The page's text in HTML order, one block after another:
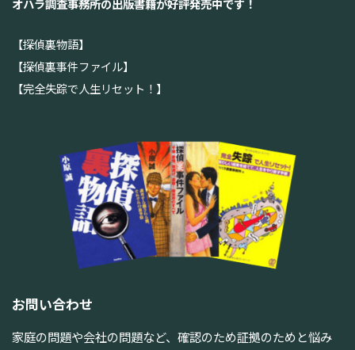
オハラ調査事務所の出版書籍が好評発売中です！
【探偵裏物語】
【探偵裏事件ファイル】
【完全失踪で人生リセット！】
お問い合わせ
家庭の問題や会社の問題など、確認のため証拠のためと悩み